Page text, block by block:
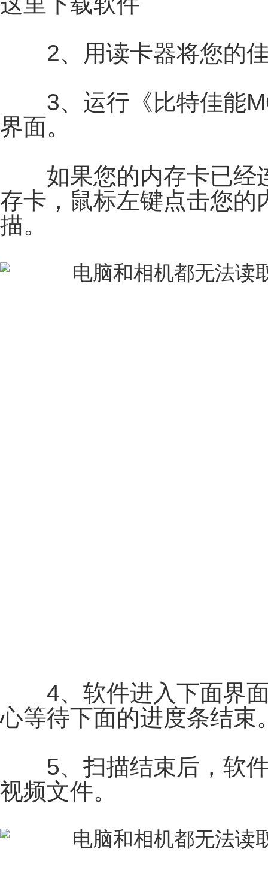
2、用读卡器将您的佳
3、运行《比特佳能
界面。
如果您的内存卡已经
存卡，鼠标左键点击您的
描。
4、软件进入下面界面
心等待下面的进度条结束
5、扫描结束后，软件
视频文件。